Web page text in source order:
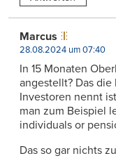
Marcus
28.08.2024 um 07:40
In 15 Monaten
angestellt? Das
Investoren nennt
man zum Beispiel
individuals or
Das so gar nichts